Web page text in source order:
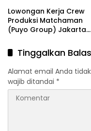
Lowongan Kerja Crew
Produksi Matchaman
(Puyo Group) Jakarta
Tinggalkan
Alamat email Anda
wajib ditandai *